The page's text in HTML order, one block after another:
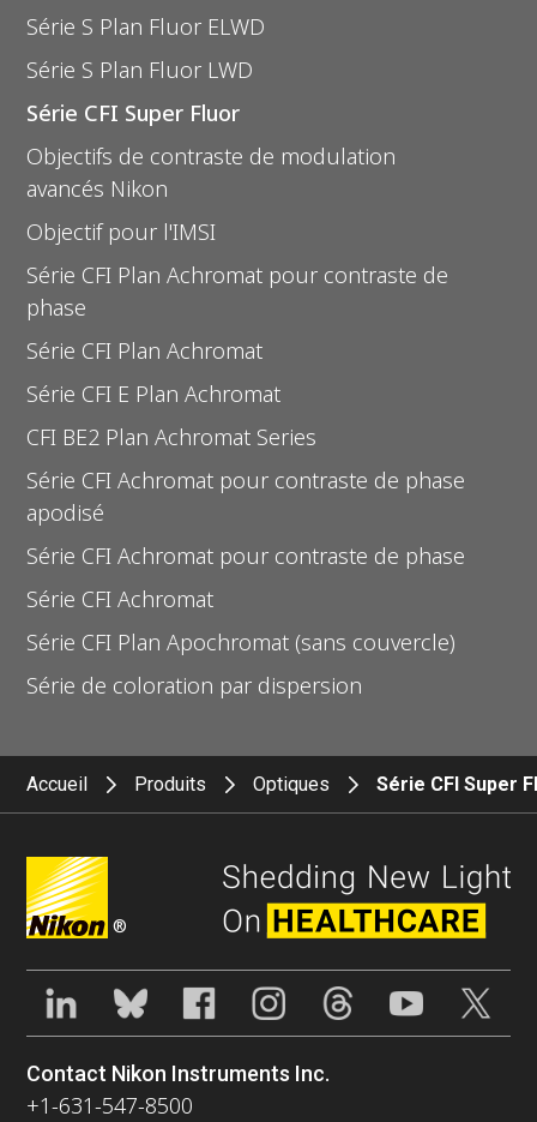
Série S Plan Fluor ELWD
Série S Plan Fluor LWD
Série CFI Super Fluor
Objectifs de contraste de modulation
avancés Nikon
Objectif pour l'IMSI
Série CFI Plan Achromat pour contraste de
phase
Série CFI Plan Achromat
Série CFI E Plan Achromat
CFI BE2 Plan Achromat Series
Série CFI Achromat pour contraste de phase
apodisé
Série CFI Achromat pour contraste de phase
Série CFI Achromat
Série CFI Plan Apochromat (sans couvercle)
Série de coloration par dispersion
Accueil Produits Optiques Série CFI Super
®
Contact Nikon Instruments Inc.
+1-631-547-8500